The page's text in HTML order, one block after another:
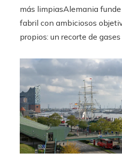
más limpiasAlemania
fabril con ambiciosos
propios: un recorte de gases